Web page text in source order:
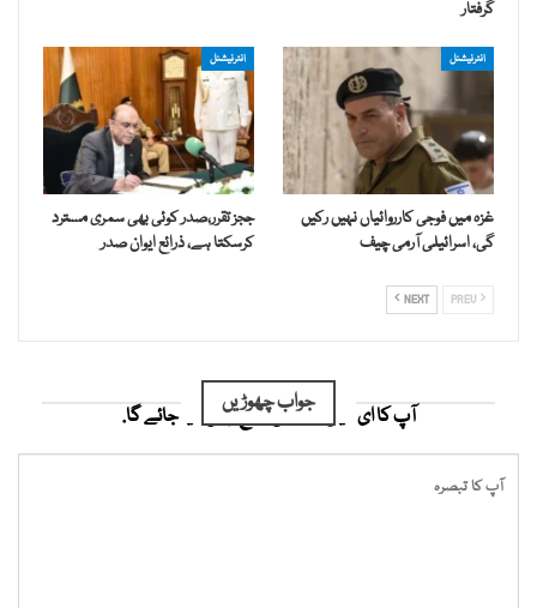
گرفتار
انٹرنیشنل
غزہ میں فوجی کارروائیاں نہیں رکیں
گی، اسرائیلی آرمی چیف
انٹرنیشنل
ججز تقرر،صدر کوئی بھی سمری مسترد
کرسکتا ہے، ذرائع ایوان صدر
NEXT
جواب چھوڑیں
آپ کا ای میل ایڈریس شائع نہیں کیا جائے گا.